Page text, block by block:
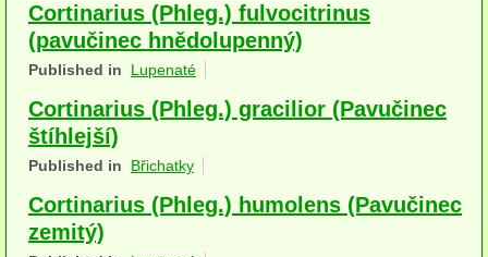
lichenizované
muscikolni
herbikolní-dvouděložné
herbikolní-jednoděložné
herbikolní-kapraďorosty
Perithecia stromatická
Cortinarius (Phleg.) fulvocitrinus
(pavučinec hnědolupenný)
Published in Lupenaté
Cortinarius (Phleg.) gracilior (Pavučinec
štíhlejší)
Published in Břichatky
Cortinarius (Phleg.) humolens (Pavučinec
zemitý)